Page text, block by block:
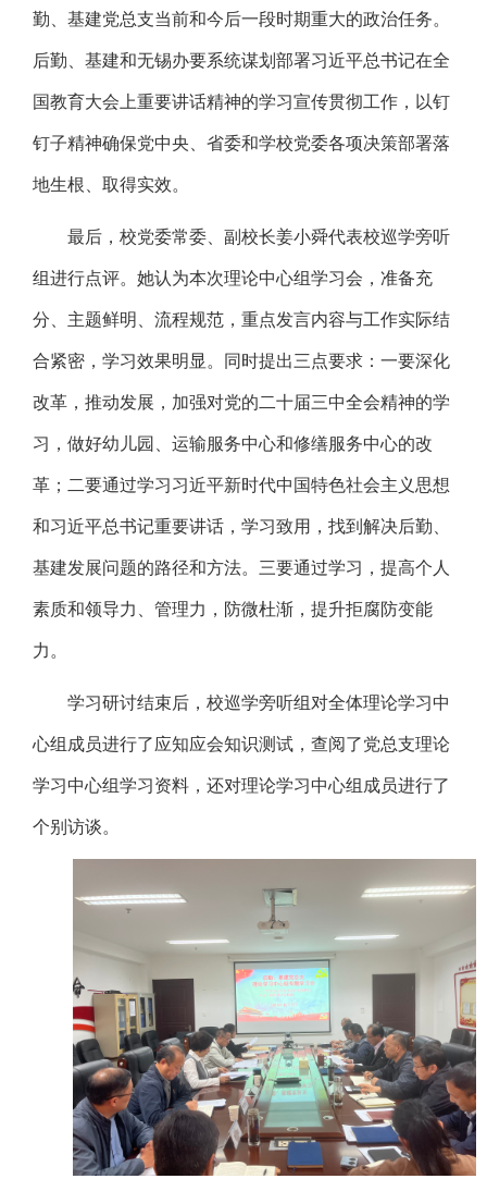
勤、基建党总支当前和今后一段时期重大的政治任务。
后勤、基建和无锡办要系统谋划部署习近平总书记在全
国教育大会上重要讲话精神的学习宣传贯彻工作，以钉
钉子精神确保党中央、省委和学校党委各项决策部署落
地生根、取得实效。
最后，校党委常委、副校长姜小舜代表校巡学旁听
组进行点评。她认为本次理论中心组学习会，准备充
分、主题鲜明、流程规范，重点发言内容与工作实际结
合紧密，学习效果明显。同时提出三点要求：一要深化
改革，推动发展，加强对党的二十届三中全会精神的学
习，做好幼儿园、运输服务中心和修缮服务中心的改
革；二要通过学习习近平新时代中国特色社会主义思想
和习近平总书记重要讲话，学习致用，找到解决后勤、
基建发展问题的路径和方法。三要通过学习，提高个人
素质和领导力、管理力，防微杜渐，提升拒腐防变能
力。
学习研讨结束后，校巡学旁听组对全体理论学习中
心组成员进行了应知应会知识测试，查阅了党总支理论
学习中心组学习资料，还对理论学习中心组成员进行了
个别访谈。